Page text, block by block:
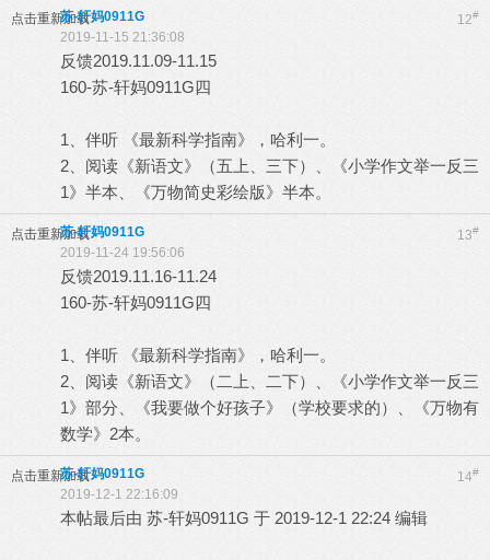
点击重新加载 12#
苏-轩妈0911G
2019-11-15 21:36:08
反馈2019.11.09-11.15
160-苏-轩妈0911G四
1、伴听 《最新科学指南》，哈利一。
2、阅读《新语文》（五上、三下）、《小学作文举一反三
1》半本、《万物简史彩绘版》半本。
点击重新加载 13#
苏-轩妈0911G
2019-11-24 19:56:06
反馈2019.11.16-11.24
160-苏-轩妈0911G四
1、伴听 《最新科学指南》，哈利一。
2、阅读《新语文》（二上、二下）、《小学作文举一反三
1》部分、《我要做个好孩子》（学校要求的）、《万物有
数学》2本。
点击重新加载 14#
苏-轩妈0911G
2019-12-1 22:16:09
本帖最后由 苏-轩妈0911G 于 2019-12-1 22:24 编辑